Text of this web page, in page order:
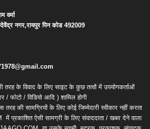
वर्मा
देवेंद्र नगर,रायपुर पिन कोड492009
तरह के विवाद के लिए साइट के कुछ तत्वों में उपयोगकर्ताओं
/ फोटो / विडियो आदि ) शामिल होगी
तरह की सामग्रियों के लिए कोई जिम्मेदारी स्वीकार नहीं करता
में प्रकाशित ऐसी सामग्री के लिए संवाददाता / खबर देने वाला